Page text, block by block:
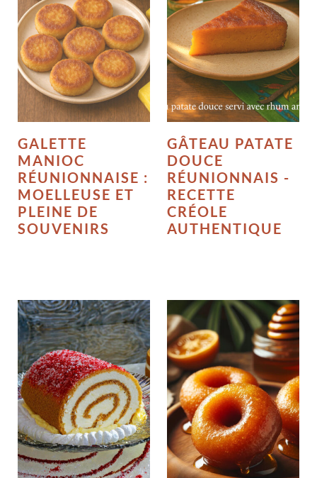
GALETTE
MANIOC
RÉUNIONNAISE :
MOELLEUSE ET
PLEINE DE
SOUVENIRS
GÂTEAU PATATE
DOUCE
RÉUNIONNAIS -
RECETTE
CRÉOLE
AUTHENTIQUE